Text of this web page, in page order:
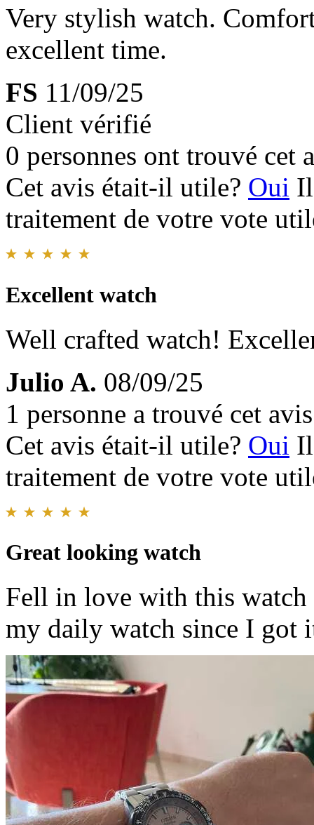
Very stylish watch.
excellent time.
FS 11/09/25
Client vérifié
0 personnes ont trouvé cet
Cet avis était-il utile? Oui
traitement de votre vote
Excellent watch
Well crafted watch!
Julio A. 08/09/25
1 personne a trouvé cet
Cet avis était-il utile? Oui
traitement de votre vote
Great looking watch
Fell in love with this watch
my daily watch since I got